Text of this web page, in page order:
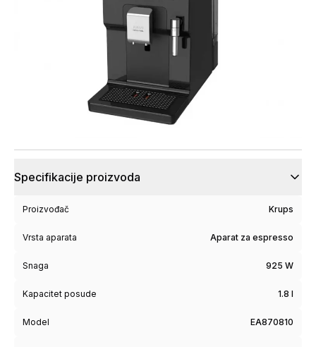
Specifikacije proizvoda
Proizvođač Krups
Vrsta aparata Aparat za espresso
Snaga 925 W
Kapacitet posude 1.8 l
Model EA870810